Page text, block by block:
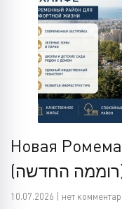
Новая
10.07.2026 | нет